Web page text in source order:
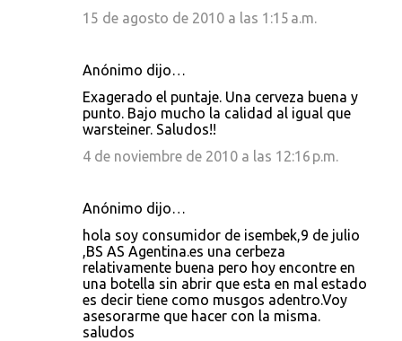
15 de agosto de 2010 a las 1:15 a.m.
Anónimo dijo…
Exagerado el puntaje. Una cerveza buena y
punto. Bajo mucho la calidad al igual que
warsteiner. Saludos!!
4 de noviembre de 2010 a las 12:16 p.m.
Anónimo dijo…
hola soy consumidor de isembek,9 de julio
,BS AS Agentina.es una cerbeza
relativamente buena pero hoy encontre en
una botella sin abrir que esta en mal estado
es decir tiene como musgos adentro.Voy
asesorarme que hacer con la misma.
saludos